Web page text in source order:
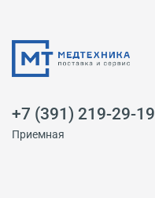
+7 (391) 219-29-19
Приемная